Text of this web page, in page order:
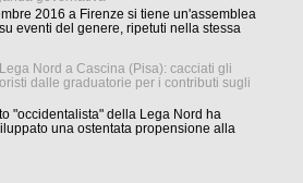
2016 a Firenze si tiene un'assemblea
eventi del genere, ripetuti nella stessa
Nord a Cascina (Pisa): cacciati gli
dalle graduatorie per i contributi sugli
"occidentalista" della Lega Nord ha
una ostentata propensione alla